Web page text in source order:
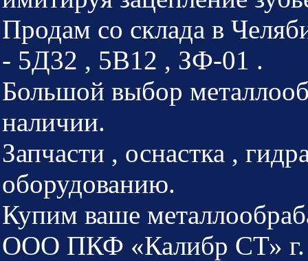
Продам со склада в
- 5Д32 , 5В12 , ЗФ-01 .
Большой выбор
наличии.
Запчасти , оснастка ,
оборудованию.
Купим ваше
ООО ПКФ «Калибр СТ» г.